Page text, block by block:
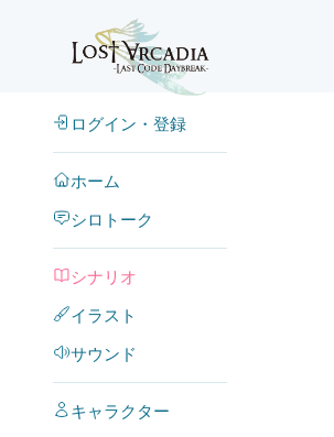
ログイン・登録
ホーム
シロトーク
シナリオ
イラスト
サウンド
キャラクター